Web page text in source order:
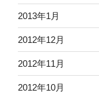
2013年1月
2012年12月
2012年11月
2012年10月